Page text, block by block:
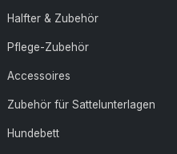
Halfter & Zubehör
Pflege-Zubehör
Accessoires
Zubehör für Sattelunterlagen
Hundebett